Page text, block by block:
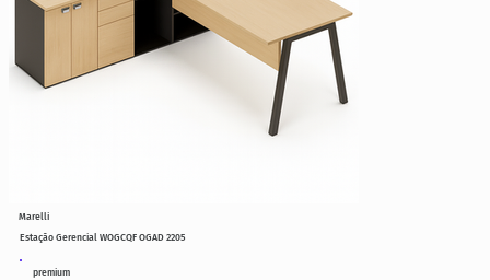
premium
Estação Gerencial WOGCQF OGAD 2205
Marelli